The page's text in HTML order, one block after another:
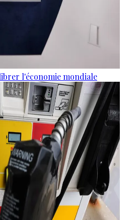
l'économie mondiale